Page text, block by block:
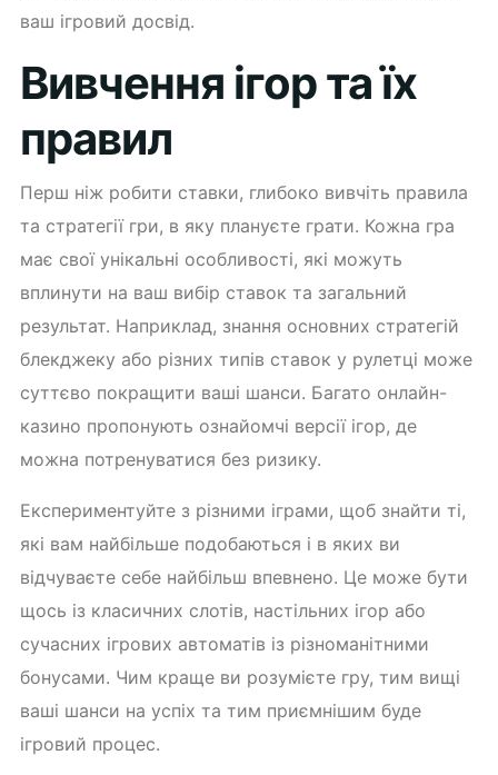
ваш ігровий досвід.
Вивчення ігор та їх
правил
Перш ніж робити ставки, глибоко вивчіть правила
та стратегії гри, в яку плануєте грати. Кожна гра
має свої унікальні особливості, які можуть
вплинути на ваш вибір ставок та загальний
результат. Наприклад, знання основних стратегій
блекджеку або різних типів ставок у рулетці може
суттєво покращити ваші шанси. Багато онлайн-
казино пропонують ознайомчі версії ігор, де
можна потренуватися без ризику.
Експериментуйте з різними іграми, щоб знайти ті,
які вам найбільше подобаються і в яких ви
відчуваєте себе найбільш впевнено. Це може бути
щось із класичних слотів, настільних ігор або
сучасних ігрових автоматів із різноманітними
бонусами. Чим краще ви розумієте гру, тим вищі
ваші шанси на успіх та тим приємнішим буде
ігровий процес.